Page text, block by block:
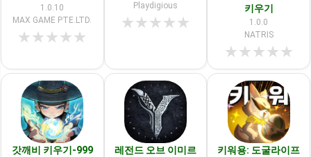
1.0.10
MAX GAME PTE.LTD.
★★★★★
Playdigious
★★★★★
키우기
1.0.0
NATRIS
★★★★★
갓깨비 키우기-999
레전드 오브 이미르 키워용: 도굴라이프